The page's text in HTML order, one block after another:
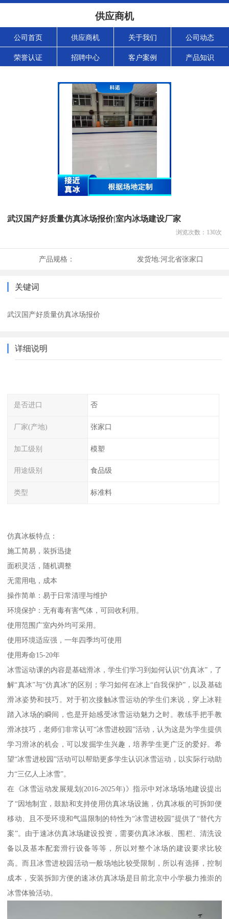
供应商机
公司首页 供应商机 关于我们 公司动态
荣誉认证 招聘中心 客户案例 产品知识
武汉国产好质量仿真冰场报价|室内冰场建设厂家
浏览次数： 130次
产品规格： 发货地:河北省张家口
关键词
武汉国产好质量仿真冰场报价
详细说明
是否进口 否
厂家(产地) 张家口
加工级别 模塑
用途级别 食品级
类型 标准料
仿真冰板特点：
施工简易，装拆迅捷
面积灵活，随机调整
无需用电，成本
操作简单：易于日常清理与维护
环境保护：无有毒有害气体，可回收利用。
使用范围广室内外均可采用。
使用环境适应强，一年四季均可使用
使用寿命15-20年
冰雪运动课的内容是基础滑冰，学生们学习到如何认识“仿真冰”，了
解“真冰”与“仿真冰”的区别；学习如何在冰上“自我保护”，以及基础
滑冰姿势和技巧。对于初次接触冰雪运动的学生们来说，穿上冰鞋
踏入冰场的瞬间，也是开始感受冰雪运动魅力之时。教练手把手教
滑冰技巧，老师们非常认可“冰雪进校园”活动，认为这是为学生提供
学习滑冰的机会，可以发掘学生兴趣，培养学生更广泛的爱好。希
望“冰雪进校园”活动可以帮助更多学生认识冰雪运动，以实际行动助
力“三亿人上冰雪”。
在《冰雪运动发展规划(2016-2025年)》指示中对冰场场地建设提出
了“因地制宜，鼓励和支持使用仿真冰场设施，仿真冰板的可拆卸便
移动、且不受环境和气温限制的特性为“冰雪进校园”提供了“替代方
案”。由于速冰仿真冰场建设投资，需要仿真冰冰板、围栏、清洗设
备以及基本配套滑行设备等等，所以对整个冰场的建设要求比较
高。而且冰雪进校园活动一般场地比较受限制，所以有选择，控制
成本，安装拆卸方便的速冰仿真冰场是目前北京中小学极力推崇的
冰雪体验活动。